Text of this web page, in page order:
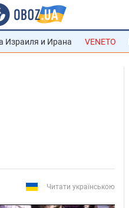
Израиля и Ирана VENETO
Читати українською